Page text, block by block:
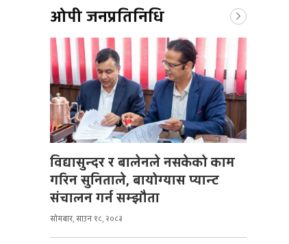
ओपी जनप्रतिनिधि
विद्यासुन्दर र बालेनले नसकेको काम
गरिन सुनिताले, बायोग्यास प्यान्ट
संचालन गर्न सम्झौता
सोमबार, साउन १८, २०८३